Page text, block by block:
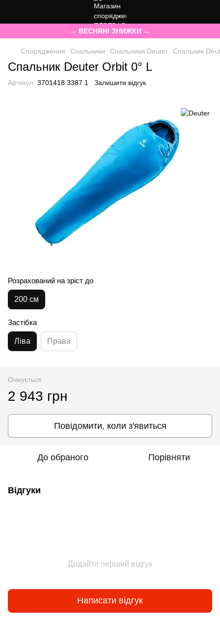
→ ВЕСНЯНІ ЗНИЖКИ ←
Спорядження Спальники Спальники Deuter Спальник
Спальник Deuter Orbit 0° L
Артикул: 3701418 3387 1 Залишити відгук
Розрахований на зріст до
200 см
Застібка
Ліва Права
Очікується
2 943 грн
Повідомити, коли з'явиться
До обраного Порівняти
Відгуки
Додайте перший відгук
Написати відгук